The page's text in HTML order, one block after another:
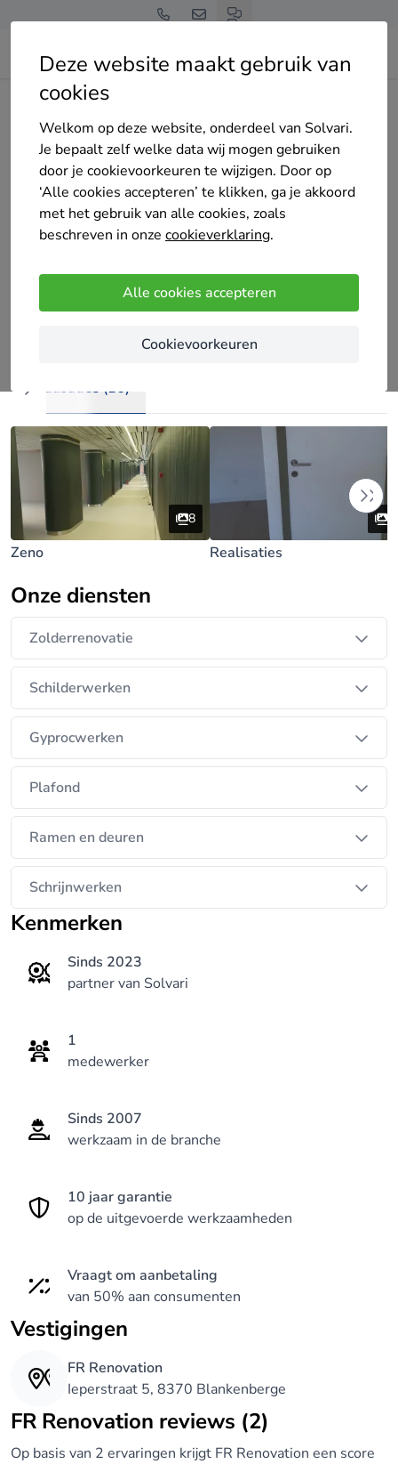
Deze website maakt gebruik van
cookies
Welkom op deze website, onderdeel van Solvari.
Je bepaalt zelf welke data wij mogen gebruiken
door je cookievoorkeuren te wijzigen. Door op
‘Alle cookies accepteren’ te klikken, ga je akkoord
met het gebruik van alle cookies, zoals
beschreven in onze cookieverklaring.
Alle cookies accepteren
Cookievoorkeuren
Home Bedrijven overzicht
FR Renovation
interieur en eindafwerking tot de punten op de ë .
Realisaties (16)
8
Zeno Realisaties
Onze diensten
Zolderrenovatie
Schilderwerken
Gyprocwerken
Plafond
Ramen en deuren
Schrijnwerken
Kenmerken
Sinds 2023
partner van Solvari
1
medewerker
Sinds 2007
werkzaam in de branche
10 jaar garantie
op de uitgevoerde werkzaamheden
Vraagt om aanbetaling
van 50% aan consumenten
Vestigingen
FR Renovation
Ieperstraat 5, 8370 Blankenberge
FR Renovation reviews (2)
Op basis van 2 ervaringen krijgt FR Renovation een score